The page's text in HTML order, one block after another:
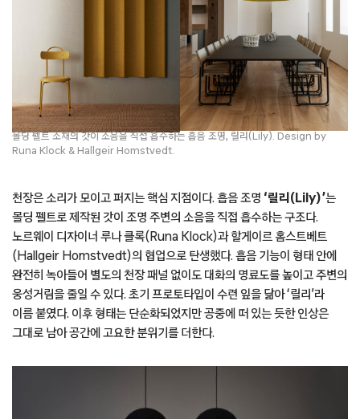
몰딩 펠트 소재의 갓이 소음을 직접 흡수하는 흡음 조명, 릴리(Lily). Design by
Runa Klock & Hallgeir Homstvedt.
천장은 소리가 모이고 퍼지는 핵심 지점이다. 흡음 조명 ‘릴리(Lily)’는
몰딩 펠트로 제작된 갓이 조명 주변의 소음을 직접 흡수하는 구조다.
노르웨이 디자이너 루나 클록(Runa Klock)과 할게이르 홈스트베트
(Hallgeir Homstvedt)의 협업으로 탄생했다. 흡음 기능이 형태 안에
완전히 녹아들어 별도의 천장 패널 없이도 대화의 명료도를 높이고 주변의
웅성거림을 줄일 수 있다. 초기 프로토타입이 수련 잎을 닮아 ‘릴리’라
이름 붙였다. 이후 형태는 단순화되었지만 공중에 떠 있는 듯한 인상은
그대로 남아 공간에 고요한 분위기를 더한다.